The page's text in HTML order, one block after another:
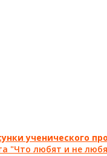
ученического
"Что любят и не